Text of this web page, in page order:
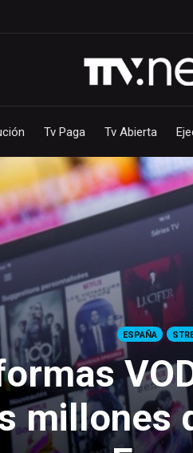
Tv Paga Tv Abierta
ESPAÑA
millones